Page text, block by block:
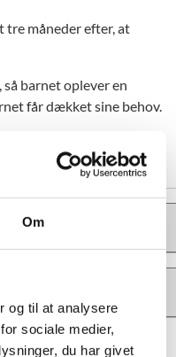
Om
og til at analysere
sociale medier,
du har givet
måneder efter, at
barnet oplever en
får dækket sine behov.
det som et brud på den
at privatinstitutionen
eller institutionen